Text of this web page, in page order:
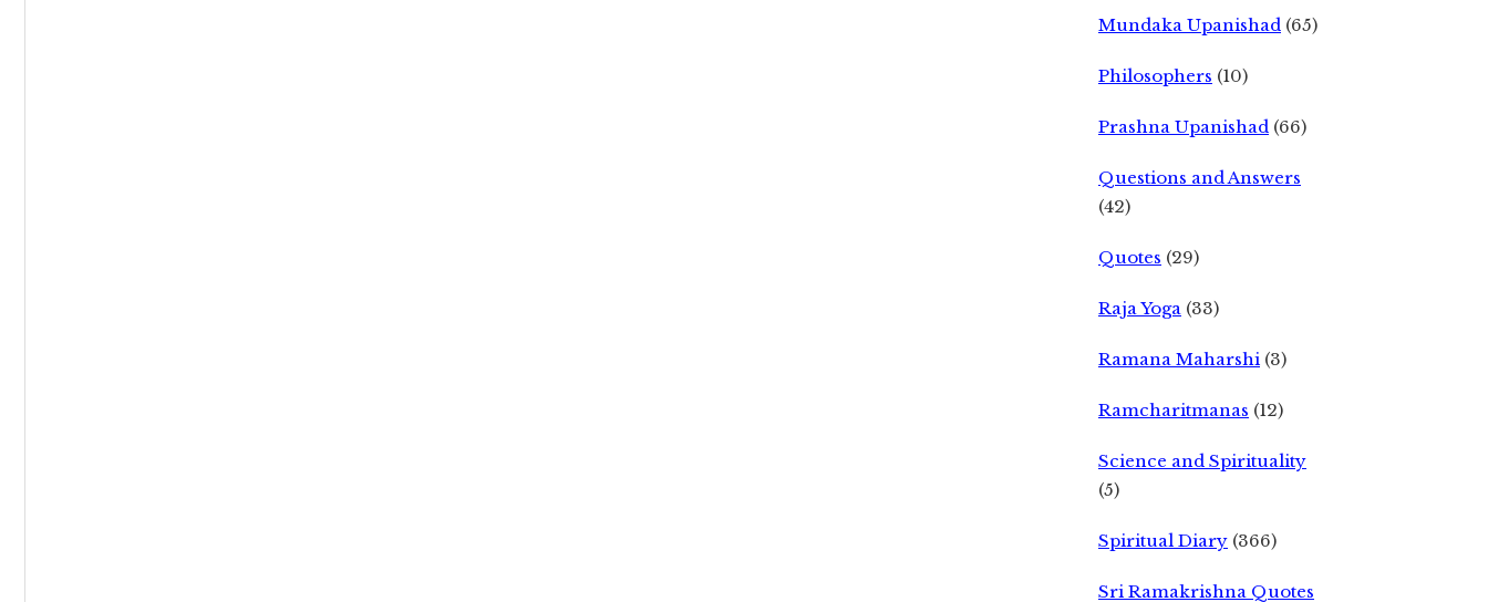
Mundaka Upanishad (65)
Philosophers (10)
Prashna Upanishad (66)
Questions and Answers
(42)
Quotes (29)
Raja Yoga (33)
Ramana Maharshi (3)
Ramcharitmanas (12)
Science and Spirituality
(5)
Spiritual Diary (366)
Sri Ramakrishna Quotes